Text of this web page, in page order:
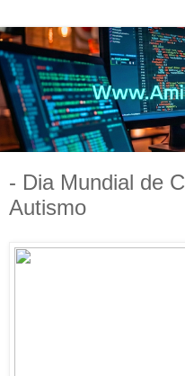
- Dia Mundial de
Autismo